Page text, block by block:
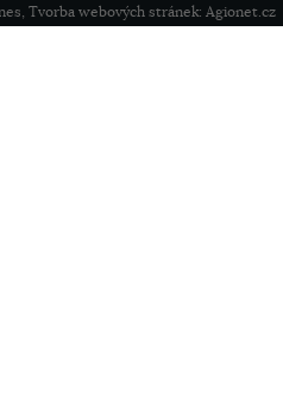
Tvorba webových stránek: Agionet.cz